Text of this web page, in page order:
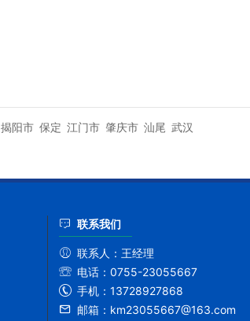
揭阳市 保定 江门市 肇庆市 汕尾 武汉
联系我们
联系人： 王经理
电话： 0755-23055667
手机： 13728927868
邮箱： km23055667@163.com